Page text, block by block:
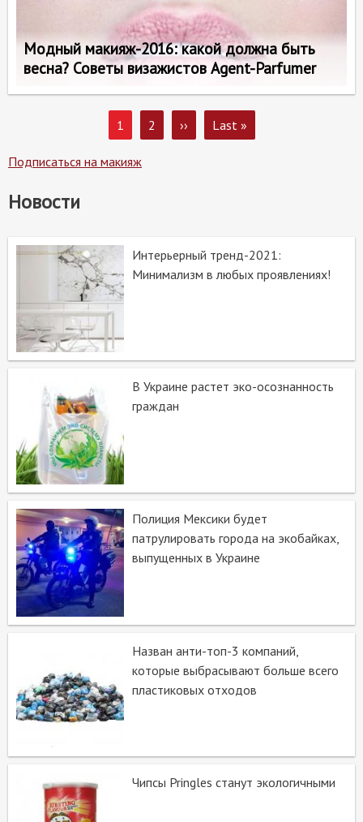
Модный макияж-2016: какой должна быть
весна? Советы визажистов Agent-Parfumer
Page
1 Page
2
Следующая
страница
››
Последняя
страница
Last »
Подписаться на макияж
Новости
Интерьерный тренд-2021:
Минимализм в любых проявлениях!
В Украине растет эко-осознанность
граждан
Полиция Мексики будет
патрулировать города на экобайках,
выпущенных в Украине
Назван анти-топ-3 компаний,
которые выбрасывают больше всего
пластиковых отходов
Чипсы Pringles станут экологичными